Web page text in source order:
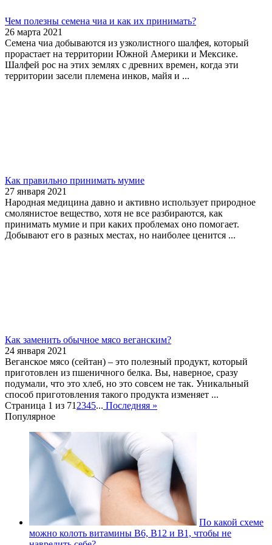
Чем полезны семена чиа и как их принимать?
26 марта 2021
Семена чиа добываются из узколистного шалфея, который
прорастает на территории Южной Америки и Мексике.
Шалфей рос на этих землях с древних времен, когда эти
территории засели племена инков, майя и ...
Как правильно принимать мумие
27 января 2021
Народная медицина давно и активно использует природное
смолянистое вещество, хотя не все разбираются, как
принимать мумие и при каких проблемах оно помогает.
Добывают его в разных местах, но наиболее ценится ...
Как заменить обычное мясо веганским?
24 января 2021
Веганское мясо (сейтан) – это полезный продукт, который
приготовлен из пшеничного белка. Вы, наверное, сразу
подумали, что это хлеб, но это совсем не так. Уникальный
способ приготовления такого продукта изменяет ...
Страница 1 из 71 2345... Последняя »
Популярное
По какой схеме
можно колоть витамины В6, В12 и В1, чтобы не